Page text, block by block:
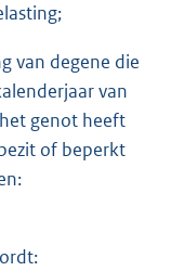
van degene die
van
genot heeft
of beperkt